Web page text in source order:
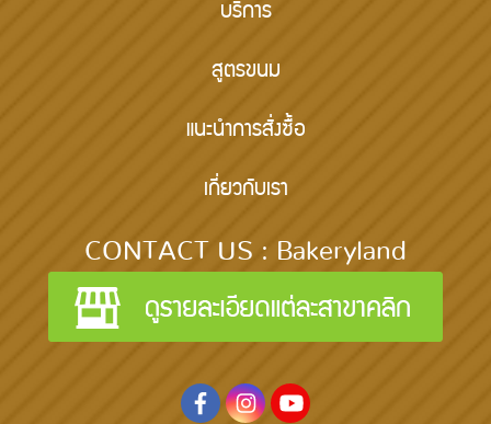
บริการ
สูตรขนม
แนะนำการสั่งซื้อ
เกี่ยวกับเรา
CONTACT US : Bakeryland